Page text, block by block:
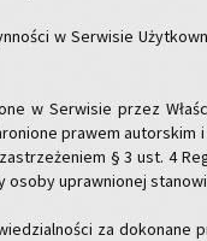
w Ser­wi­sie
w Ser­wi­sie przez
pra­wem
§ 3 ust. 4
osoby upraw­nio­nej
za